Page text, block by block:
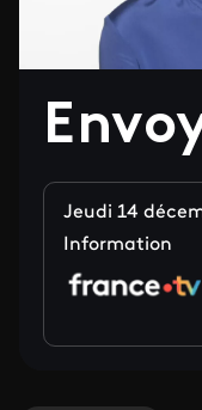
Jeudi 14
Information